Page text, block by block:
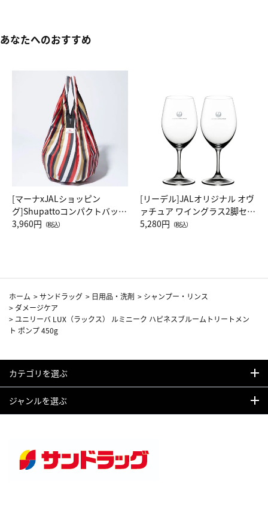
あなたへのおすすめ
[マーナxJALショッピン
グ]Shupattoコンパクトバッグ
Drop JAL客室乗務員（LC）ス
3,960円 （税込）
[リーデル]JALオリジナル オヴ
ァチュア ワイングラス2脚セッ
ト（レッドワイン）
5,280円 （税込）
ホーム >サンドラッグ > 日用品・洗剤 > シャンプー・リンス
> ダメージケア
> ユニリーバ LUX（ラックス） ルミニーク ハピネスブルームトリートメン
ト ポンプ 450g
カテゴリを選ぶ
ジャンルを選ぶ